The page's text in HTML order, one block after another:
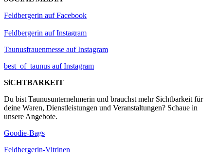
Feldbergerin auf Facebook
Feldbergerin auf Instagram
Taunusfrauenmesse auf Instagram
best_of_taunus auf Instagram
SiCHTBARKEIT
Du bist Taunusunternehmerin und brauchst mehr Sichtbarkeit für
deine Waren, Dienstleistungen und Veranstaltungen? Schaue in
unsere Angebote.
Goodie-Bags
Feldbergerin-Vitrinen